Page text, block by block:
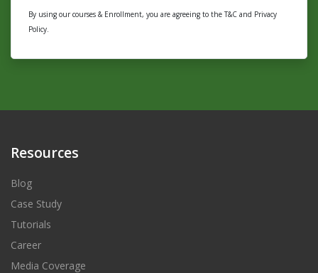
By using our courses & Enrollment, you are agreeing to the T&C and Privacy
Policy.
Resources
Blog
Case Study
Tutorials
Career
Media Coverage